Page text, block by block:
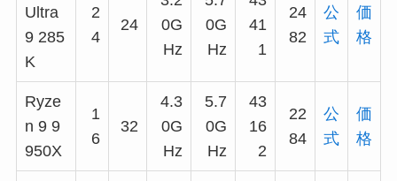
Ultra
9 285
K
2
4
24
0G
Hz
0G
Hz
41
1
24
82
公
式
価
格
Ryze
n 9 9
950X
1
6
32
4.3
0G
Hz
5.7
0G
Hz
43
16
2
22
84
公
式
価
格